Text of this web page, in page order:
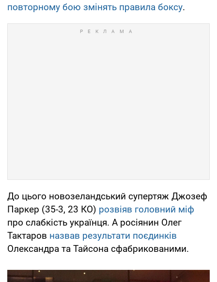
повторному бою змінять правила боксу.
До цього новозеландський супертяж Джозеф
Паркер (35-3, 23 КО) розвіяв головний міф
про слабкість українця. А росіянин Олег
Тактаров назвав результати поєдинків
Олександра та Тайсона сфабрикованими.